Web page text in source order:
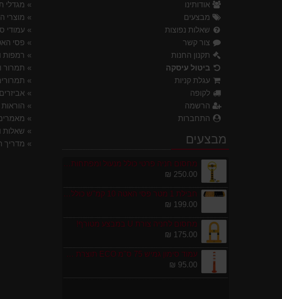
אודותינו
מבצעים
שאלות נפוצות
צור קשר
תקנון החנות
ביטול עיסקה
עגלת קניות
לקופה
הרשמה
התחברות
מבצעים
מחסום חניה פרטי כולל מנעול ומפתחות גובה 70 ס"מ
250.00 ₪
חבילת 1 מטר פסי האטה 10 קמ''ש כולל סופיות מפלסטיק
199.00 ₪
מחסום לחניה צורת U במבצע מטורף!
175.00 ₪
עמוד סימון גמיש 75 ס''מ ECO תוצרת אירופה
95.00 ₪
מגדלי
מוצרי
עמודי
פסי
רמפות
תמרור
שאלות
מדריך